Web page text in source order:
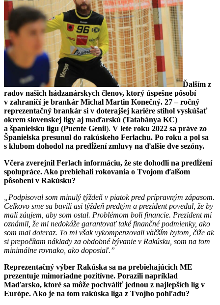
Ďalším z
radov našich hádzanárskych členov, ktorý úspešne pôsobí
v zahraničí je brankár Michal Martin Konečný. 27 – ročný
reprezentačný brankár si v doterajšej kariére stihol vyskúšať
okrem slovenskej ligy aj maďarskú (Tatabánya KC)
a španielsku ligu (Puente Genil). V lete roku 2022 sa práve zo
Španielska presunul do rakúskeho Ferlachu. Po roku a pol sa
s klubom dohodol na predĺžení zmluvy na ďalšie dve sezóny.
Včera zverejnil Ferlach informáciu, že ste dohodli na predĺžení
spolupráce. Ako prebiehali rokovania o Tvojom ďalšom
pôsobení v Rakúsku?
„Podpisoval som minulý týždeň v piatok pred prípravným zápasom.
Celkovo sme sa bavili asi týždeň predtým a prezident povedal, že by
mali záujem, aby som ostal. Problémom boli financie. Prezident mi
oznámil, že mi nedokáže garantovať také finančné podmienky, ako
som mal doteraz. To mi však vykompenzovali väčším bytom, čiže ak
si prepočítam náklady za obdobné bývanie v Rakúsku, som na tom
minimálne rovnako, ako doposiaľ.”
Reprezentačný výber Rakúska sa na prebiehajúcich ME
prezentuje mimoriadne pozitívne. Porazili napríklad
Maďarsko, ktoré sa môže pochváliť jednou z najlepších líg v
Európe. Ako je na tom rakúska liga z Tvojho pohľadu?